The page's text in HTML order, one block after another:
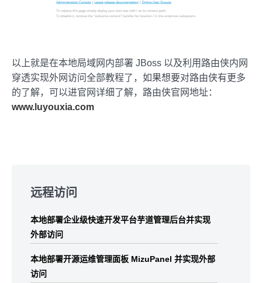
以上就是在本地局域网内部署 JBoss 以及利用路由侠内网
穿透实现外网访问全部教程了，如果想要对路由侠有更多
的了解，可以进官网详细了解，路由侠官网地址：
www.luyouxia.com
footer
远程访问
本地部署企业级快速开发平台芋道管理后台并实现
外部访问
本地部署开源运维管理面板 MizuPanel 并实现外部
访问